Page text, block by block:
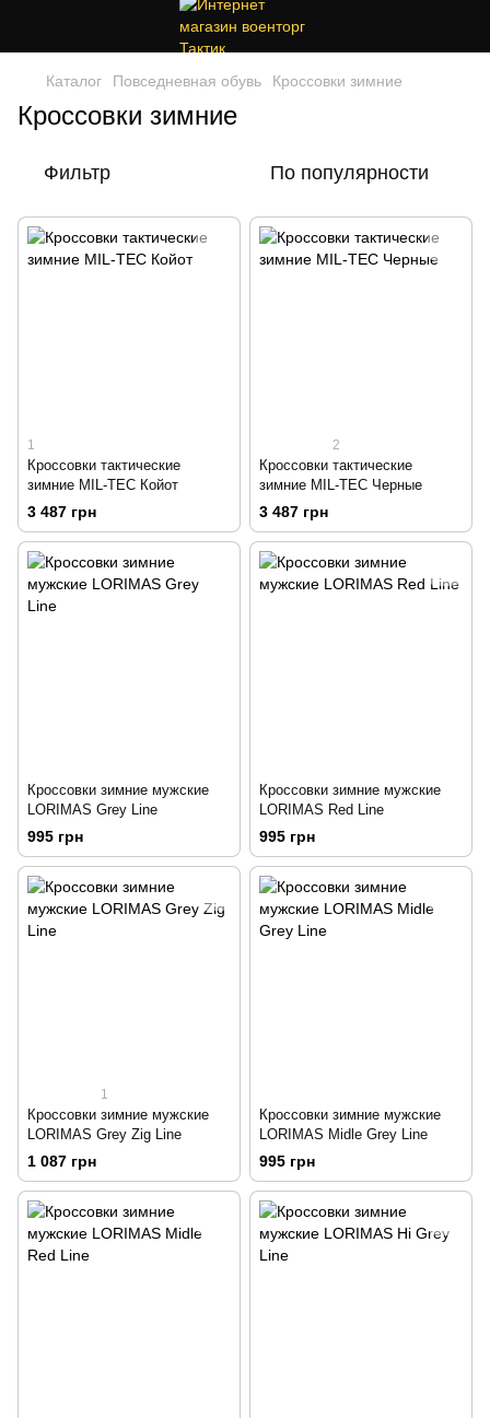
Каталог Повседневная обувь Кроссовки зимние
Кроссовки зимние
Фильтр По популярности
1
Кроссовки тактические
зимние MIL-TEC Койот
3 487 грн
2
Кроссовки тактические
зимние MIL-TEC Черные
3 487 грн
Кроссовки зимние мужские
LORIMAS Grey Line
995 грн
Кроссовки зимние мужские
LORIMAS Red Line
995 грн
1
Кроссовки зимние мужские
LORIMAS Grey Zig Line
1 087 грн
Кроссовки зимние мужские
LORIMAS Midle Grey Line
995 грн